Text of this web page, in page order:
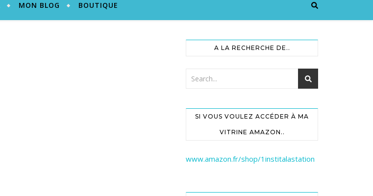
MON BLOG BOUTIQUE
A LA RECHERCHE DE..
SI VOUS VOULEZ ACCÉDER À MA
VITRINE AMAZON..
www.amazon.fr/shop/1institalastation